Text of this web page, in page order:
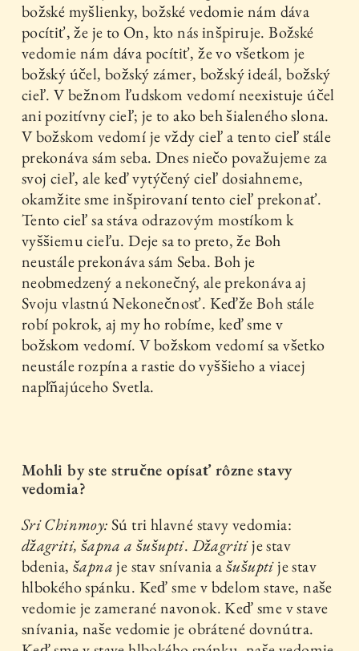
božské myšlienky, božské vedomie nám dáva
pocítiť, že je to On, kto nás inšpiruje. Božské
vedomie nám dáva pocítiť, že vo všetkom je
božský účel, božský zámer, božský ideál, božský
cieľ. V bežnom ľudskom vedomí neexistuje účel
ani pozitívny cieľ; je to ako beh šialeného slona.
V božskom vedomí je vždy cieľ a tento cieľ stále
prekonáva sám seba. Dnes niečo považujeme za
svoj cieľ, ale keď vytýčený cieľ dosiahneme,
okamžite sme inšpirovaní tento cieľ prekonať.
Tento cieľ sa stáva odrazovým mostíkom k
vyššiemu cieľu. Deje sa to preto, že Boh
neustále prekonáva sám Seba. Boh je
neobmedzený a nekonečný, ale prekonáva aj
Svoju vlastnú Nekonečnosť. Keďže Boh stále
robí pokrok, aj my ho robíme, keď sme v
božskom vedomí. V božskom vedomí sa všetko
neustále rozpína a rastie do vyššieho a viacej
napĺňajúceho Svetla.
Mohli by ste stručne opísať rôzne stavy
vedomia?
Sri Chinmoy:Sú tri hlavné stavy vedomia:
džagriti, šapna a šušupti. Džagritije stav
bdenia,šapnaje stav snívania ašušuptije stav
hlbokého spánku. Keď sme v bdelom stave, naše
vedomie je zamerané navonok. Keď sme v stave
snívania, naše vedomie je obrátené dovnútra.